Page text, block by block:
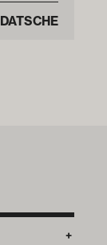
DATSCHE
+